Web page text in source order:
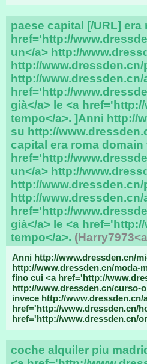
paese capital [/URL]
href='http://
un</a> http://
http://
http://
href='http://
già</a> le <a
tempo</a>. ]Anni http://
su http://
capital era roma domain
href='http://
un</a> http://
http://
http://
href='http://
già</a> le <a
tempo</a>.
Anni http://www.dressden.cn/
http://www.dressden.cn/moda-
fino cui <a href='http://
http://www.dressden.cn/curso-
invece http://www.dressden.cn/
href='http://www.dressden.cn/
href='http://www.dressden.cn/
coche alquiler piu